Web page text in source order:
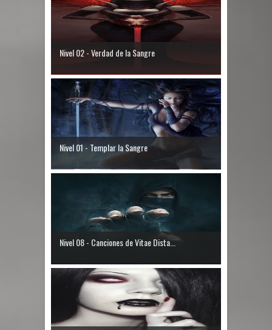
Nivel 02 - Verdad de la Sangre
Nivel 01 - Templar la Sangre
Nivel 08 - Canciones de Vitae Dista...